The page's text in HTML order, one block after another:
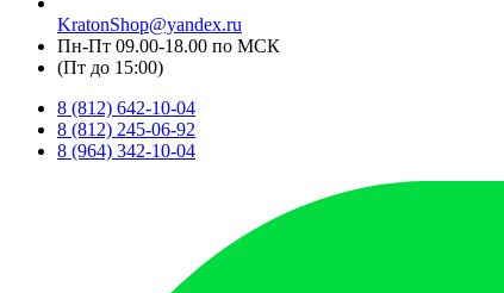
KratonShop@yandex.ru
Пн-Пт 09.00-18.00 по МСК
(Пт до 15:00)
8 (812) 642-10-04
8 (812) 245-06-92
8 (964) 342-10-04